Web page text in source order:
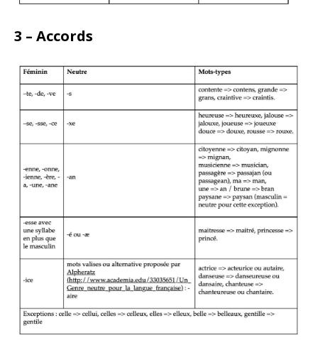
3 – Accords